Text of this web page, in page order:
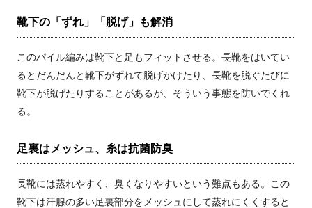
靴下の「ずれ」「脱げ」も解消
このパイル編みは靴下と足もフィットさせる。長靴をはいてい
るとだんだんと靴下がずれて脱げかけたり、長靴を脱ぐたびに
靴下が脱げたりすることがあるが、そういう事態を防いでくれ
る。
足裏はメッシュ、糸は抗菌防臭
長靴には蒸れやすく、臭くなりやすいという難点もある。この
靴下は汗腺の多い足裏部分をメッシュにして蒸れにくくすると